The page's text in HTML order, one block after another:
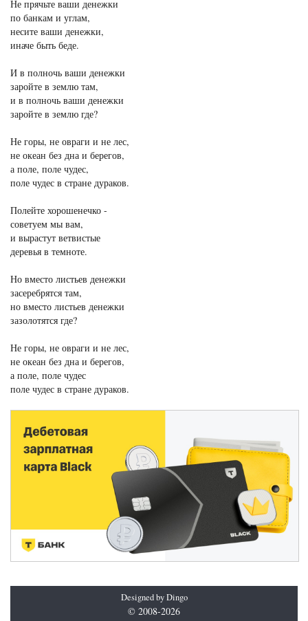
Не прячьте ваши денежки
по банкам и углам,
несите ваши денежки,
иначе быть беде.
И в полночь ваши денежки
заройте в землю там,
и в полночь ваши денежки
заройте в землю где?
Не горы, не овраги и не лес,
не океан без дна и берегов,
а поле, поле чудес,
поле чудес в стране дураков.
Полейте хорошенечко -
советуем мы вам,
и вырастут ветвистые
деревья в темноте.
Но вместо листьев денежки
засеребрятся там,
но вместо листьев денежки
зазолотятся где?
Не горы, не овраги и не лес,
не океан без дна и берегов,
а поле, поле чудес
поле чудес в стране дураков.
Designed by Dingo
© 2008-2026